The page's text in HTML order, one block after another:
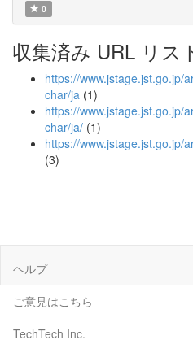
0
収集済み URL リス
https://www.jstage.jst.go.jp/
char/ja (1)
https://www.jstage.jst.go.jp/
char/ja/ (1)
https://www.jstage.jst.go.jp/
(3)
ヘルプ
ご意見はこちら
TechTech Inc.